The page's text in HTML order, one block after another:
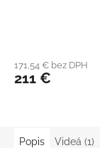
171,54 € bez DPH
211 €
Popis Videá (1)